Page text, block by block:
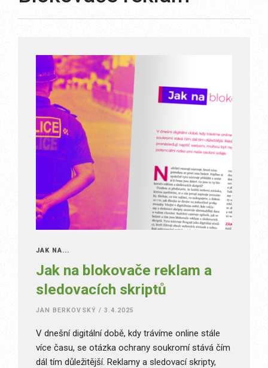
JAK NA...
Jak na blokovače reklam a
sledovacích skriptů
JAN BERKOVSKÝ / 3.4.2025
V dnešní digitální době, kdy trávíme online stále
více času, se otázka ochrany soukromí stává čím
dál tím důležitější. Reklamy a sledovací skripty,